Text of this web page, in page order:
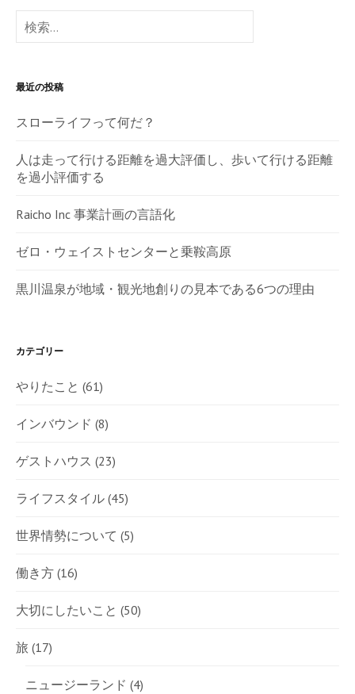
検
索:
最近の投稿
スローライフって何だ？
人は走って行ける距離を過大評価し、歩いて行ける距離
を過小評価する
Raicho Inc 事業計画の言語化
ゼロ・ウェイストセンターと乗鞍高原
黒川温泉が地域・観光地創りの見本である6つの理由
カテゴリー
やりたこと (61)
インバウンド (8)
ゲストハウス (23)
ライフスタイル (45)
世界情勢について (5)
働き方 (16)
大切にしたいこと (50)
旅 (17)
ニュージーランド (4)